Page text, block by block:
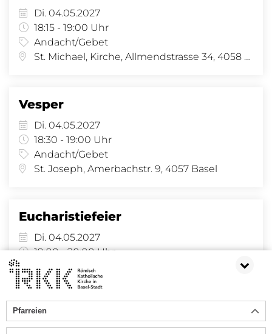
Di. 04.05.2027
18:15 - 19:00 Uhr
Andacht/Gebet
St. Michael, Kirche, Allmendstrasse 34, 4058 Basel
Vesper
Di. 04.05.2027
18:30 - 19:00 Uhr
Andacht/Gebet
St. Joseph, Amerbachstr. 9, 4057 Basel
Eucharistiefeier
Di. 04.05.2027
19:00 - 20:00 Uhr
Gottesdienst
St. Joseph, Amerbachstr. 9, 4057 Basel
109 110 111 112 113 114 115 116 117
Pfarreien